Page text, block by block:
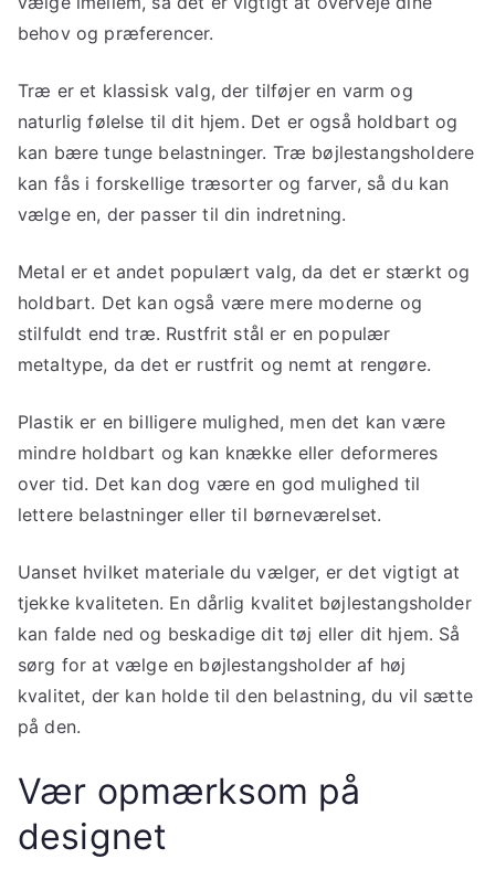
behov og præferencer.
Træ er et klassisk valg, der tilføjer en varm og
naturlig følelse til dit hjem. Det er også holdbart og
kan bære tunge belastninger. Træ bøjlestangsholdere
kan fås i forskellige træsorter og farver, så du kan
vælge en, der passer til din indretning.
Metal er et andet populært valg, da det er stærkt og
holdbart. Det kan også være mere moderne og
stilfuldt end træ. Rustfrit stål er en populær
metaltype, da det er rustfrit og nemt at rengøre.
Plastik er en billigere mulighed, men det kan være
mindre holdbart og kan knække eller deformeres
over tid. Det kan dog være en god mulighed til
lettere belastninger eller til børneværelset.
Uanset hvilket materiale du vælger, er det vigtigt at
tjekke kvaliteten. En dårlig kvalitet bøjlestangsholder
kan falde ned og beskadige dit tøj eller dit hjem. Så
sørg for at vælge en bøjlestangsholder af høj
kvalitet, der kan holde til den belastning, du vil sætte
på den.
Vær opmærksom på
designet